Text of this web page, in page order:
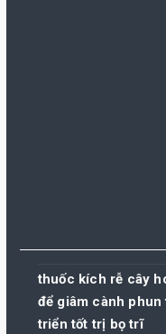
thuốc kích rễ cây
để giâm cành
triển tốt trị bọ trĩ